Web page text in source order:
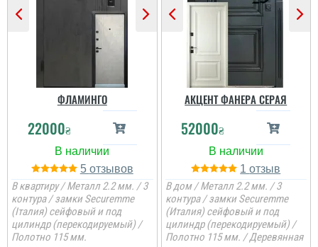
Сергій
Непоганий варінт, дуже
сподобався в своїй ціні і
є в наявності, та хороша
ціна, мені потрібно були
закрить два проєми і
мене все влаштувало....
читати всі відгуки
ФЛАМИНГО
22000₴
5
В квартиру / Металл 2.2 мм. / 3
контура / замки Securemme
(Італия) сейфовый и под
цилиндр (перекодируемый) /
Полотно 115 мм.
АКЦЕНТ ФАНЕРА СЕРАЯ
52000₴
1
В дом / Металл 2.2 мм. / 3
контура / замки Securemme
(Италия) сейфовый и под
цилиндр (перекодируемый) /
Полотно 115 мм. / Деревянная